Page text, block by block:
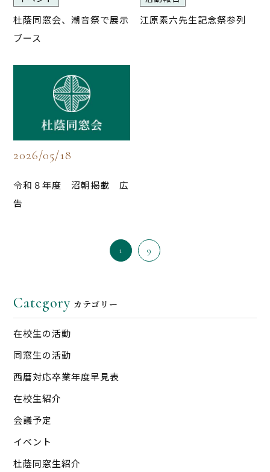
杜蔭同窓会、潮音祭で展示
ブース
江原素六先生記念祭参列
2026/05/18
令和８年度 沼朝掲載 広
告
1 9
Category カテゴリー
在校生の活動
同窓生の活動
西暦対応卒業年度早見表
在校生紹介
会議予定
イベント
杜蔭同窓生紹介